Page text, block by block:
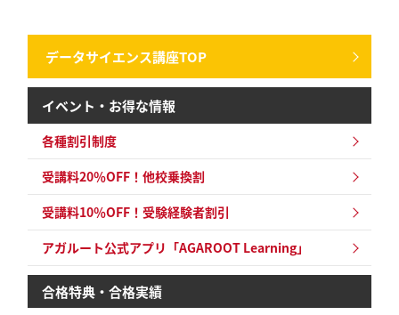
データサイエンス講座TOP
イベント・お得な情報
各種割引制度
受講料20％OFF！他校乗換割
受講料10％OFF！ 受験経験者割引
アガルート公式アプリ「AGAROOT Learning」
合格特典・合格実績